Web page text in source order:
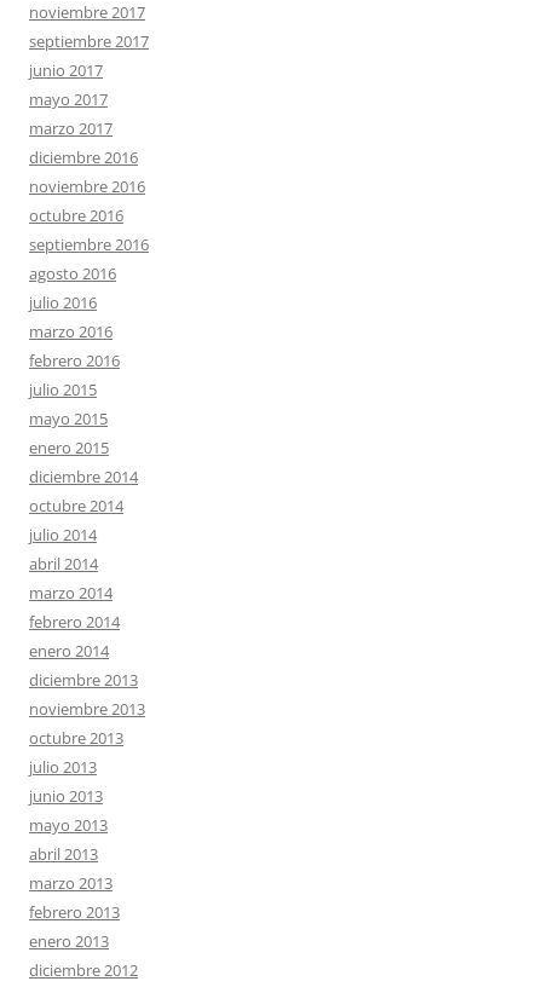
noviembre 2017
septiembre 2017
junio 2017
mayo 2017
marzo 2017
diciembre 2016
noviembre 2016
octubre 2016
septiembre 2016
agosto 2016
julio 2016
marzo 2016
febrero 2016
julio 2015
mayo 2015
enero 2015
diciembre 2014
octubre 2014
julio 2014
abril 2014
marzo 2014
febrero 2014
enero 2014
diciembre 2013
noviembre 2013
octubre 2013
julio 2013
junio 2013
mayo 2013
abril 2013
marzo 2013
febrero 2013
enero 2013
diciembre 2012